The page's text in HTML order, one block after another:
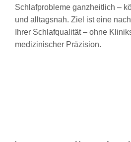
Schlafprobleme ganzheitlich –
und alltagsnah. Ziel ist eine
Ihrer Schlafqualität – ohne
medizinischer Präzision.